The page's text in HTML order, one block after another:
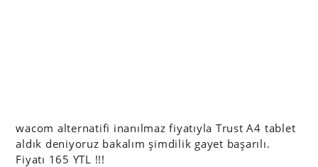
wacom alternatifi inanılmaz fiyatıyla Trust A4 tablet
aldık deniyoruz bakalım şimdilik gayet başarılı.
Fiyatı 165 YTL !!!